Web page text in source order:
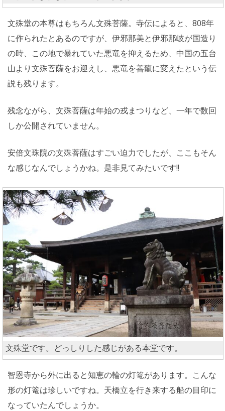
文殊堂の本尊はもちろん文殊菩薩。寺伝によると、808年
に作られたとあるのですが、伊邪那美と伊邪那岐が国造り
の時、この地で暴れていた悪竜を抑えるため、中国の五台
山より文殊菩薩をお迎えし、悪竜を善龍に変えたという伝
説も残ります。
残念ながら、文殊菩薩は年始の戎まつりなど、一年で数回
しか公開されていません。
安倍文珠院の文殊菩薩はすごい迫力でしたが、ここもそん
な感じなんでしょうかね。是非見てみたいです!!
文殊堂です。どっしりした感じがある本堂です。
智恩寺から外に出ると知恵の輪の灯篭があります。こんな
形の灯篭は珍しいですね。天橋立を行き来する船の目印に
なっていたんでしょうか。